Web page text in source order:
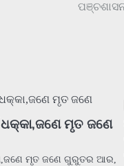
ଧକ୍କା,ଜଣେ ମୃତ ଜଣେ
ମୃତ ଜଣେ ଗୁରୁତର ଆର,